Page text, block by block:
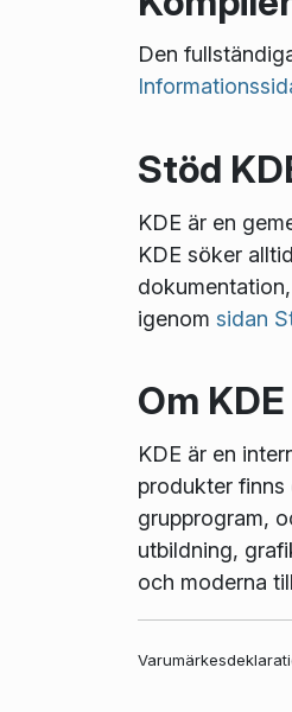
Den
Stöd
KDE är en
KDE söker
igenom sidan
Om KDE
KDE är en
produkter
grupprogram,
utbildning,
och moderna